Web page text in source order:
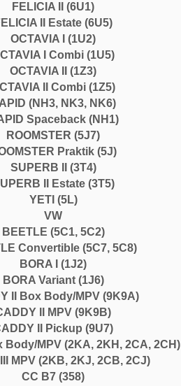
FELICIA II (6U1)
II Estate (6U5)
OCTAVIA I (1U2)
I Combi (1U5)
OCTAVIA II (1Z3)
II Combi (1Z5)
(NH3, NK3, NK6)
Spaceback (NH1)
ROOMSTER (5J7)
Praktik (5J)
SUPERB II (3T4)
II Estate (3T5)
YETI (5L)
VW
BEETLE (5C1, 5C2)
Convertible (5C7, 5C8)
BORA I (1J2)
BORA Variant (1J6)
II Box Body/MPV (9K9A)
II MPV (9K9B)
II Pickup (9U7)
Body/MPV (2KA, 2KH, 2CA, 2CH)
MPV (2KB, 2KJ, 2CB, 2CJ)
CC B7 (358)